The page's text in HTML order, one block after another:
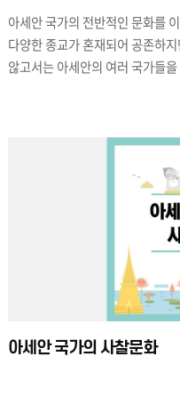
아세안 국가의 전반적인 문화를
다양한 종교가 혼재되어 공존하
않고서는 아세안의 여러 국가들
불교문화로부터 지대한 영향을
테라와다 불교의 맥을 잇고 있다.
바로 ‘절’이다. 미얀마에서는 불(
받는 사람이 자신을 낳아준 부모
선생님을 합쳐 ‘Ananto Ananta
하는데 ‘끝없는 공덕과 은혜를 지
뜻한다. 부처님과 스님에게 절을
존경을 표하고 싶은 날은 절을 한
‘Gado(가도)’라고 한다.
아세안 국가의 사찰문화